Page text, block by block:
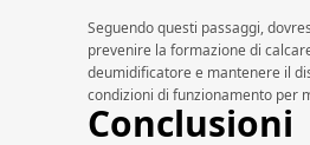
Seguendo questi passaggi,
prevenire la formazione di
deumidificatore e mantenere il
condizioni di funzionamento per
Conclusioni